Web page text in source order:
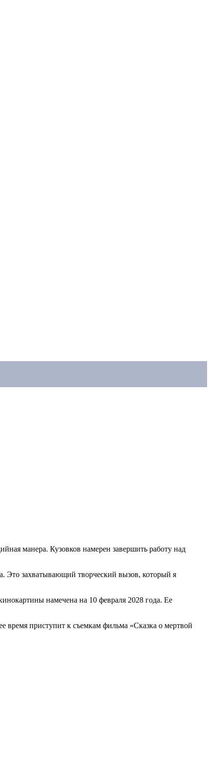
манера. Кузовков намерен завершить работу над
Это захватывающий творческий вызов, который я
намечена на 10 февраля 2028 года. Ее
время приступит к съемкам фильма «Сказка о мертвой